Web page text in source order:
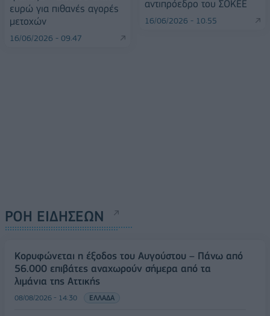
ευρώ για πιθανές αγορές
μετοχών
16/06/2026 - 09:47
αντιπρόεδρο του ΣΟΚΕΕ
16/06/2026 - 10:55
ΡΟΗ ΕΙΔΗΣΕΩΝ
Κορυφώνεται η έξοδος του Αυγούστου – Πάνω από
56.000 επιβάτες αναχωρούν σήμερα από τα
λιμάνια της Αττικής
08/08/2026 - 14:30 ΕΛΛΑΔΑ